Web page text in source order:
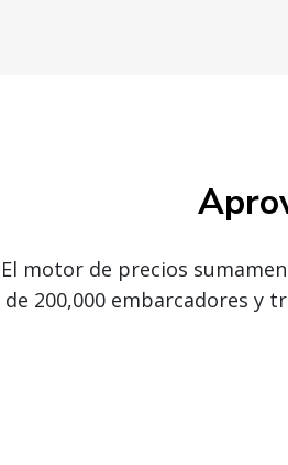
El motor de precios
de 200,000 embarcadores y